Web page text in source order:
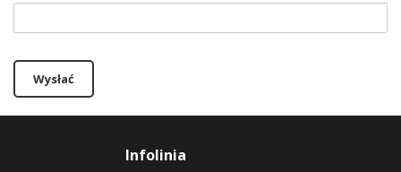
Wysłać
Infolinia